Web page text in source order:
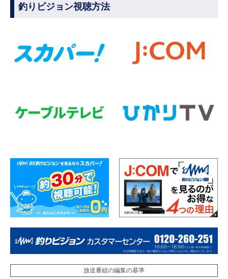
釣りビジョン視聴方法
放送番組の編集の基準